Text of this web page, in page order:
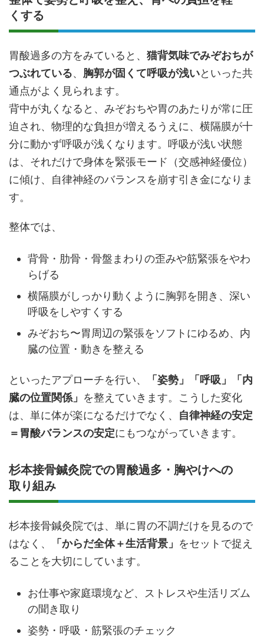
くする
胃酸過多の方をみていると、 猫背気味でみぞおちが
つぶれている、 胸郭が固くて呼吸が浅いといった共
通点がよく見られます。
背中が丸くなると、みぞおちや胃のあたりが常に圧
迫され、物理的な負担が増えるうえに、横隔膜が十
分に動かず呼吸が浅くなります。呼吸が浅い状態
は、それだけで身体を緊張モード（交感神経優位）
に傾け、自律神経のバランスを崩す引き金になりま
す。
整体では、
背骨・肋骨・骨盤まわりの歪みや筋緊張をやわ
らげる
横隔膜がしっかり動くように胸郭を開き、深い
呼吸をしやすくする
みぞおち〜胃周辺の緊張をソフトにゆるめ、内
臓の位置・動きを整える
といったアプローチを行い、
「姿勢」「呼吸」「内
臓の位置関係」 を整えていきます。こうした変化
は、単に体が楽になるだけでなく、 自律神経の安定
＝胃酸バランスの安定にもつながっていきます。
杉本接骨鍼灸院での胃酸過多・胸やけへの
取り組み
杉本接骨鍼灸院では、単に胃の不調だけを見るので
はなく、
「からだ全体＋生活背景」 をセットで捉え
ることを大切にしています。
お仕事や家庭環境など、ストレスや生活リズム
の聞き取り
姿勢・呼吸・筋緊張のチェック